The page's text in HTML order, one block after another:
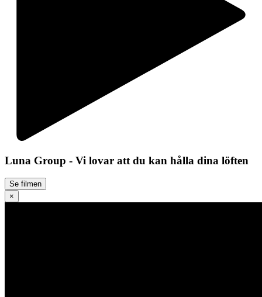
Luna Group - Vi lovar att du kan hålla dina löften
Se filmen
×